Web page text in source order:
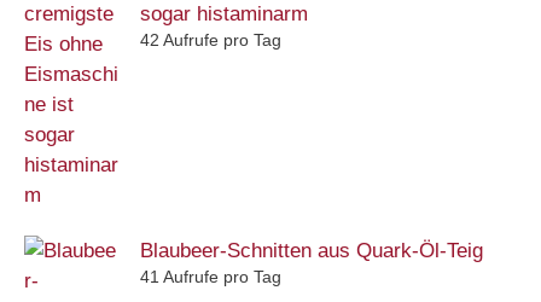
sogar histaminarm
42 Aufrufe pro Tag
Blaubeer-Schnitten aus Quark-Öl-Teig
41 Aufrufe pro Tag